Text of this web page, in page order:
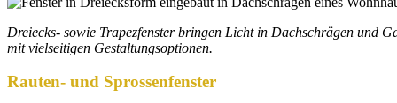
Dreiecks- sowie Trapezfenster bringen Licht in Dachschrägen und
mit vielseitigen Gestaltungsoptionen.
Rauten- und Sprossenfenster